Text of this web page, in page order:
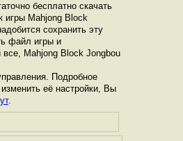
бесплатно скачать
игры Mahjong Block
сохранить эту
файл игры и
Mahjong Block Jongbou
Подробное
её настройки, Вы
.